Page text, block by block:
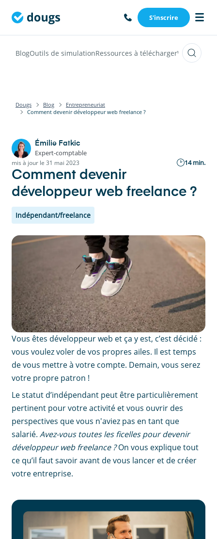
S'inscrire
BlogOutils de simulationRessources à téléchargerWebinars
Dougs Blog
Entrepreneuriat
Comment devenir développeur web freelance ?
Émilie Fatkic
Expert-comptable
mis à jour le 31 mai 2023 14 min.
Comment devenir
développeur web freelance ?
Indépendant/freelance
Vous êtes développeur web et ça y est, c’est décidé :
vous voulez voler de vos propres ailes. Il est temps
de vous mettre à votre compte. Demain, vous serez
votre propre patron !
Le statut d’indépendant peut être particulièrement
pertinent pour votre activité et vous ouvrir des
perspectives que vous n'aviez pas en tant que
salarié. Avez-vous toutes les ficelles pour devenir
développeur web freelance ?On vous explique tout
ce qu’il faut savoir avant de vous lancer et de créer
votre entreprise.